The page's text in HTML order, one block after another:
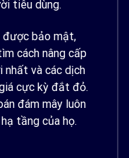
tiêu dùng.
được bảo mật,
cách nâng cấp
nhất và các dịch
cực kỳ đắt đỏ.
đám mây luôn
tầng của họ.